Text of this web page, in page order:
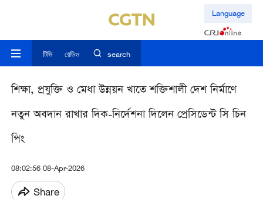
Language
টিভি রেডিও search
শিক্ষা, প্রযুক্তি ও মেধা উন্নয়ন খাতে শক্তিশালী দেশ নির্মাণে
নতুন অবদান রাখার দিক-নির্দেশনা দিলেন প্রেসিডেন্ট সি চিন
পিং
08:02:56 08-Apr-2026
Share